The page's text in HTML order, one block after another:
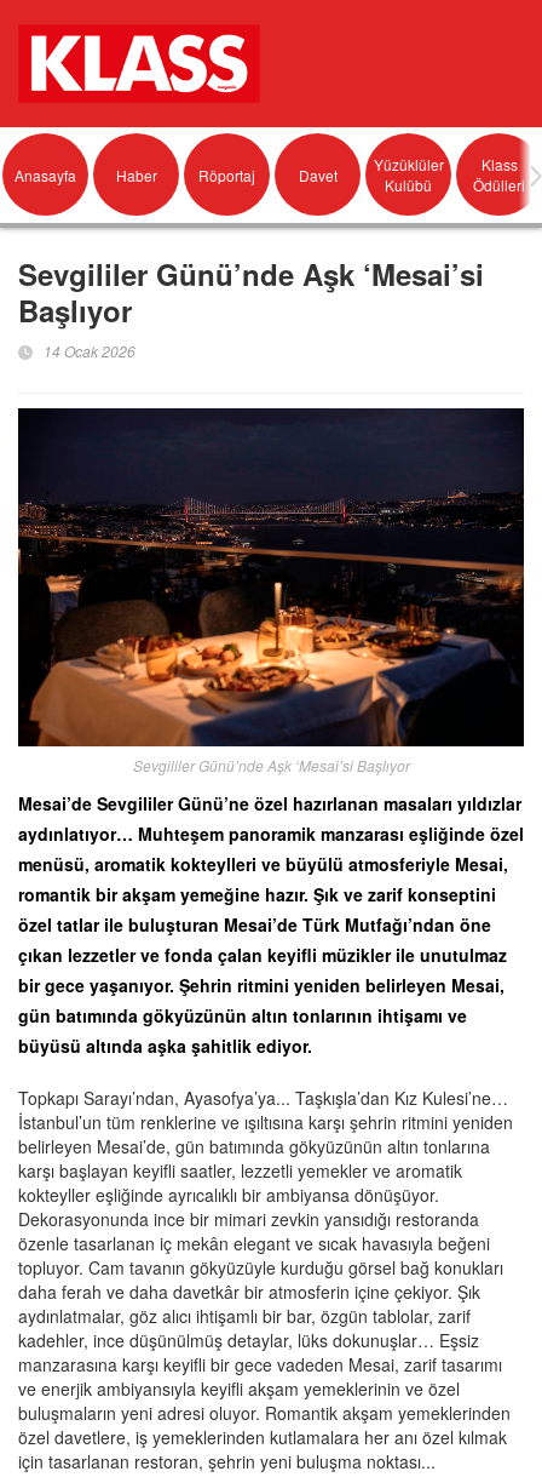
Anasayfa Haber Röportaj Davet
Yüzüklüler
Kulübü
Klass
Ödülleri
Sevgililer Günü’nde Aşk ‘Mesai’si
Başlıyor
14 Ocak 2026
Sevgililer Günü’nde Aşk ‘Mesai’si Başlıyor
Mesai’de Sevgililer Günü’ne özel hazırlanan masaları yıldızlar
aydınlatıyor… Muhteşem panoramik manzarası eşliğinde özel
menüsü, aromatik kokteylleri ve büyülü atmosferiyle Mesai,
romantik bir akşam yemeğine hazır. Şık ve zarif konseptini
özel tatlar ile buluşturan Mesai’de Türk Mutfağı’ndan öne
çıkan lezzetler ve fonda çalan keyifli müzikler ile unutulmaz
bir gece yaşanıyor. Şehrin ritmini yeniden belirleyen Mesai,
gün batımında gökyüzünün altın tonlarının ihtişamı ve
büyüsü altında aşka şahitlik ediyor.
Topkapı Sarayı’ndan, Ayasofya’ya... Taşkışla’dan Kız Kulesi’ne…
İstanbul’un tüm renklerine ve ışıltısına karşı şehrin ritmini yeniden
belirleyen Mesai’de, gün batımında gökyüzünün altın tonlarına
karşı başlayan keyifli saatler, lezzetli yemekler ve aromatik
kokteyller eşliğinde ayrıcalıklı bir ambiyansa dönüşüyor.
Dekorasyonunda ince bir mimari zevkin yansıdığı restoranda
özenle tasarlanan iç mekân elegant ve sıcak havasıyla beğeni
topluyor. Cam tavanın gökyüzüyle kurduğu görsel bağ konukları
daha ferah ve daha davetkâr bir atmosferin içine çekiyor. Şık
aydınlatmalar, göz alıcı ihtişamlı bir bar, özgün tablolar, zarif
kadehler, ince düşünülmüş detaylar, lüks dokunuşlar… Eşsiz
manzarasına karşı keyifli bir gece vadeden Mesai, zarif tasarımı
ve enerjik ambiyansıyla keyifli akşam yemeklerinin ve özel
buluşmaların yeni adresi oluyor. Romantik akşam yemeklerinden
özel davetlere, iş yemeklerinden kutlamalara her anı özel kılmak
için tasarlanan restoran, şehrin yeni buluşma noktası...